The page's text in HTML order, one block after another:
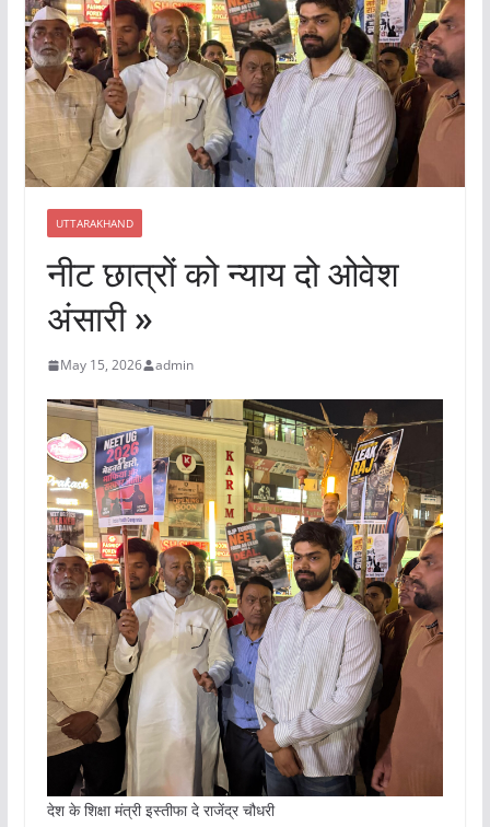
UTTARAKHAND
नीट छात्रों को न्याय दो ओवेश
अंसारी »
May 15, 2026 admin
देश के शिक्षा मंत्री इस्तीफा दे राजेंद्र चौधरी